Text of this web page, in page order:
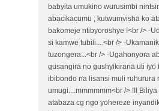
babyita umukino wurusimbi
abacikacumu ; kutwumvisha ko
bakomeje ntibyoroshye !<br /> -
si kamwe tubili....<br /> -
tuzongera...<br /> -Ugahonyora
gusangira no gushyikirana uti iyo
ibibondo na lisansi muli ruhurura
umugi....mmmmmm<br /> !!!
atabaza cg ngo yohereze